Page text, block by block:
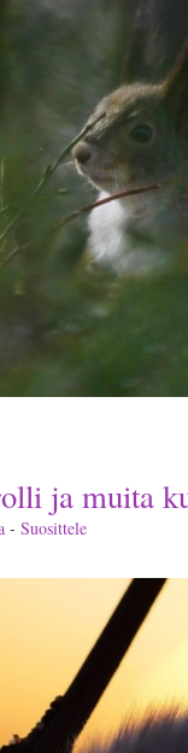
ja muita
- Suosittele